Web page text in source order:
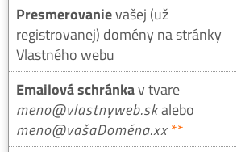
Presmerovanievašej (už
registrovanej) domény na stránky
Vlastného webu
Emailová schránkav tvare
meno@vlastnyweb.skalebo
meno@vašaDoména.xx **